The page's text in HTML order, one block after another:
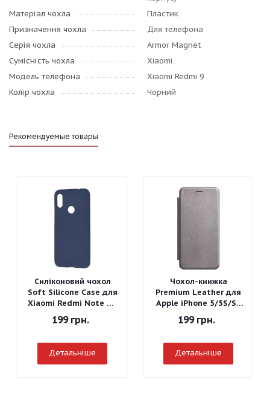
Матеріал чохла
Пластик
Призначення чохла
Для телефона
Серія чохла
Armor Magnet
Сумісність чохла
Xiaomi
Модель телефона
Xiaomi Redmi 9
Колір чохла
Чорний
Рекомендуемые товары
Силіконовий чохол
Soft Silicone Case для
Xiaomi Redmi Note 7 -
Graphite Gray
199грн.
Детальніше
Чохол-книжка
Premium Leather для
Apple iPhone 5/5S/SE
(Сірий)
199грн.
Детальніше